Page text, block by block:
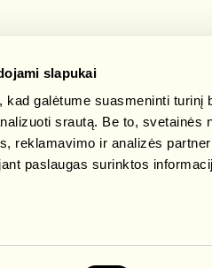
slapukai
kad galėtume suasmeninti
srautą. Be to, svetainės
reklamavimo ir analizės
paslaugas surinktos